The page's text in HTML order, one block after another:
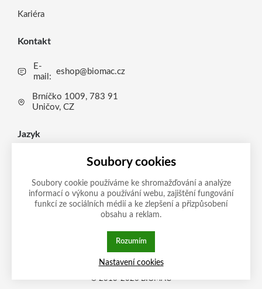
Kariéra
Kontakt
E-
mail:
eshop@biomac.cz
Brníčko 1009, 783 91
Uničov, CZ
Jazyk
CS
Možnosti platby
© 2013-2026 BIOMAC
Tato stránka používá soubory cookies.
Soubory cookies
Soubory cookie používáme ke shromažďování a analýze
informací o výkonu a používání webu, zajištění fungování
funkcí ze sociálních médií a ke zlepšení a přizpůsobení
obsahu a reklam.
Rozumím
Nastavení cookies